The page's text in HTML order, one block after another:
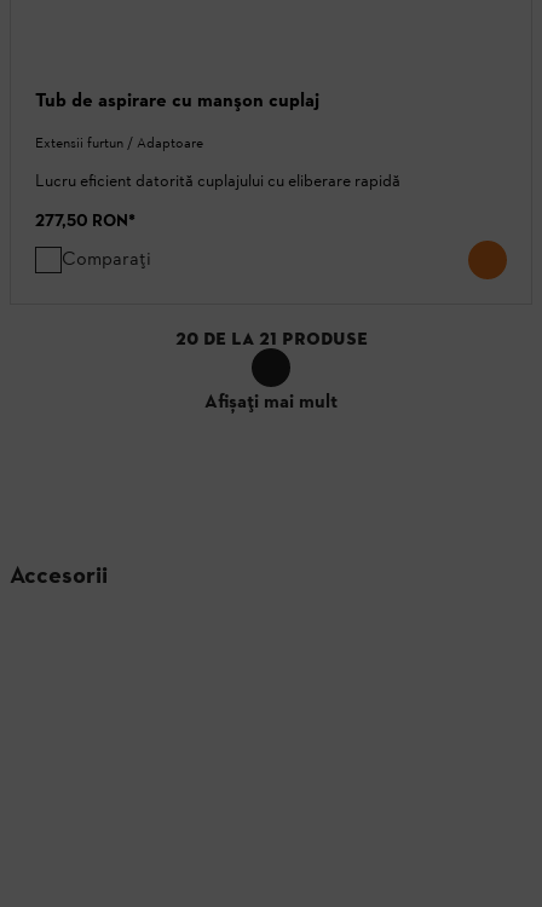
Tub de aspirare cu manşon cuplaj
Extensii furtun / Adaptoare
Lucru eficient datorită cuplajului cu eliberare rapidă
277,50 RON*
Comparați
20 DE LA 21 PRODUSE
Afișați mai mult
Accesorii